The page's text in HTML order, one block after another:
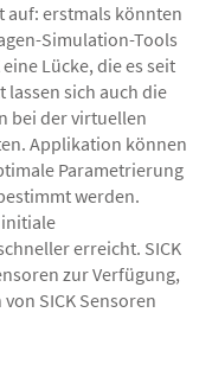
auf: erstmals könnten
Simulation-Tools
Lücke, die es seit
sich auch die
bei der virtuellen
Applikation können
Parametrierung
werden.
erreicht. SICK
zur Verfügung,
SICK Sensoren